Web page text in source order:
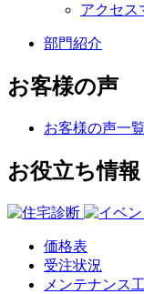
アクセス
部門紹介
お客様の声
お客様の声一覧
お役立ち情報
価格表
受注状況
メンテナンス